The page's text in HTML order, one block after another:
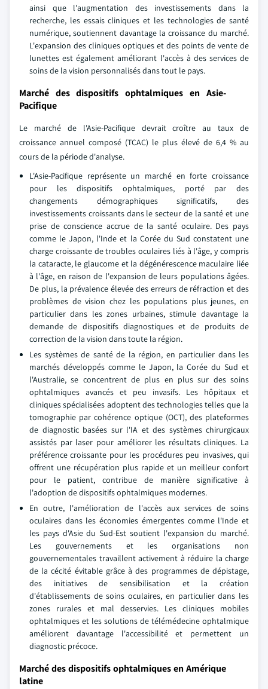
ainsi que l'augmentation des investissements dans la
recherche, les essais cliniques et les technologies de santé
numérique, soutiennent davantage la croissance du marché.
L'expansion des cliniques optiques et des points de vente de
lunettes est également améliorant l'accès à des services de
soins de la vision personnalisés dans tout le pays.
Marché des dispositifs ophtalmiques en Asie-
Pacifique
Le marché de l'Asie-Pacifique devrait croître au taux de
croissance annuel composé (TCAC) le plus élevé de 6,4 % au
cours de la période d'analyse.
L'Asie-Pacifique représente un marché en forte croissance
pour les dispositifs ophtalmiques, porté par des
changements démographiques significatifs, des
investissements croissants dans le secteur de la santé et une
prise de conscience accrue de la santé oculaire. Des pays
comme le Japon, l'Inde et la Corée du Sud constatent une
charge croissante de troubles oculaires liés à l'âge, y compris
la cataracte, le glaucome et la dégénérescence maculaire liée
à l'âge, en raison de l'expansion de leurs populations âgées.
De plus, la prévalence élevée des erreurs de réfraction et des
problèmes de vision chez les populations plus jeunes, en
particulier dans les zones urbaines, stimule davantage la
demande de dispositifs diagnostiques et de produits de
correction de la vision dans toute la région.
Les systèmes de santé de la région, en particulier dans les
marchés développés comme le Japon, la Corée du Sud et
l'Australie, se concentrent de plus en plus sur des soins
ophtalmiques avancés et peu invasifs. Les hôpitaux et
cliniques spécialisées adoptent des technologies telles que la
tomographie par cohérence optique (OCT), des plateformes
de diagnostic basées sur l'IA et des systèmes chirurgicaux
assistés par laser pour améliorer les résultats cliniques. La
préférence croissante pour les procédures peu invasives, qui
offrent une récupération plus rapide et un meilleur confort
pour le patient, contribue de manière significative à
l'adoption de dispositifs ophtalmiques modernes.
En outre, l'amélioration de l'accès aux services de soins
oculaires dans les économies émergentes comme l'Inde et
les pays d'Asie du Sud-Est soutient l'expansion du marché.
Les gouvernements et les organisations non
gouvernementales travaillent activement à réduire la charge
de la cécité évitable grâce à des programmes de dépistage,
des initiatives de sensibilisation et la création
d'établissements de soins oculaires, en particulier dans les
zones rurales et mal desservies. Les cliniques mobiles
ophtalmiques et les solutions de télémédecine ophtalmique
améliorent davantage l'accessibilité et permettent un
diagnostic précoce.
Marché des dispositifs ophtalmiques en Amérique
latine